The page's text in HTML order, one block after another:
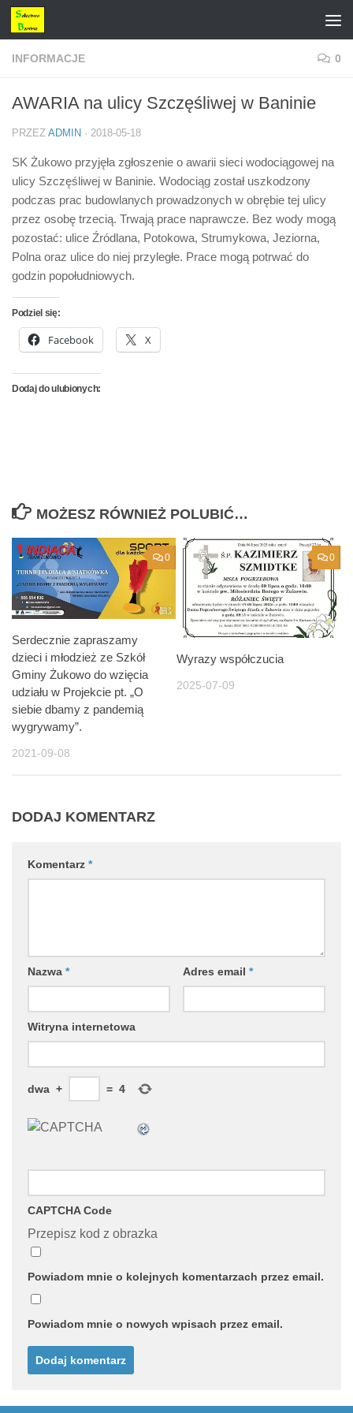
Przejdź do treści
INFORMACJE 0
AWARIA na ulicy Szczęśliwej w Baninie
PRZEZ ADMIN · 2018-05-18
SK Żukowo przyjęła zgłoszenie o awarii sieci wodociągowej na
ulicy Szczęśliwej w Baninie. Wodociąg został uszkodzony
podczas prac budowlanych prowadzonych w obrębie tej ulicy
przez osobę trzecią. Trwają prace naprawcze. Bez wody mogą
pozostać: ulice Źródlana, Potokowa, Strumykowa, Jeziorna,
Polna oraz ulice do niej przyległe. Prace mogą potrwać do
godzin popołudniowych.
Podziel się:
Facebook X
Dodaj do ulubionych:
MOŻESZ RÓWNIEŻ POLUBIĆ…
0
Serdecznie zapraszamy
dzieci i młodzież ze Szkół
Gminy Żukowo do wzięcia
udziału w Projekcie pt. „O
siebie dbamy z pandemią
wygrywamy”.
2021-09-08
0
Wyrazy współczucia
2025-07-09
DODAJ KOMENTARZ
Komentarz *
Nazwa * Adres email *
Witryna internetowa
dwa + = 4
CAPTCHA Code
Przepisz kod z obrazka
Powiadom mnie o kolejnych komentarzach przez email.
Powiadom mnie o nowych wpisach przez email.